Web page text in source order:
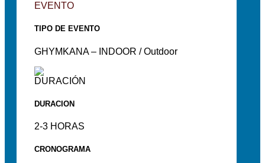
TIPO DE EVENTO
GHYMKANA – INDOOR / Outdoor
DURACION
2-3 HORAS
CRONOGRAMA